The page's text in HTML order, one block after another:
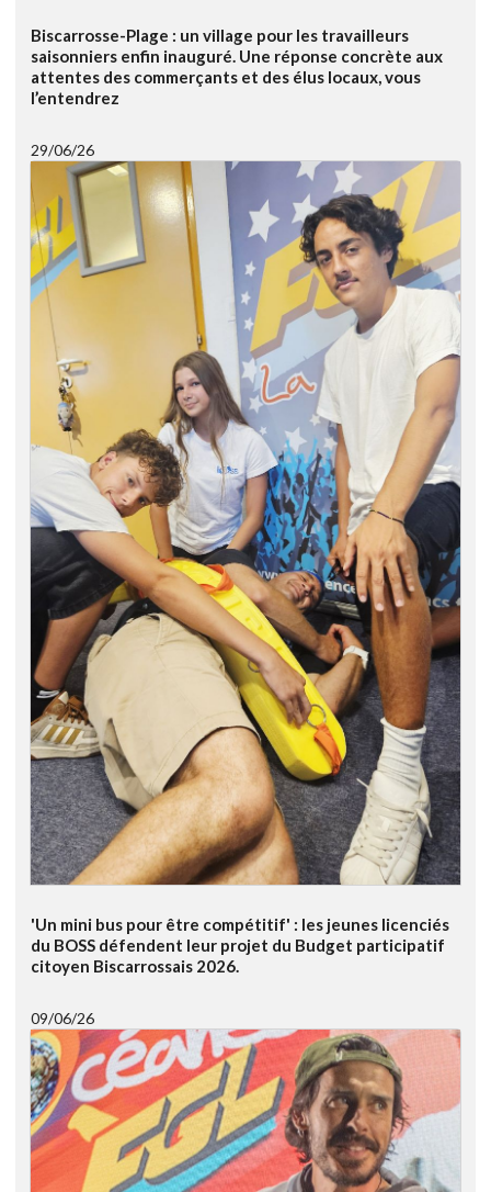
Biscarrosse-Plage : un village pour les travailleurs
saisonniers enfin inauguré. Une réponse concrète aux
attentes des commerçants et des élus locaux, vous
l’entendrez
29/06/26
'Un mini bus pour être compétitif' : les jeunes licenciés
du BOSS défendent leur projet du Budget participatif
citoyen Biscarrossais 2026.
09/06/26